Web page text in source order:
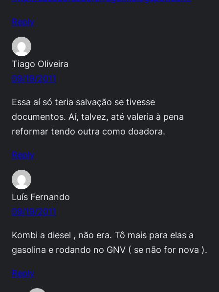
Reply
Tiago Oliveira
09/19/2011
Essa aí só teria salvação se tivesse
documentos. Aí, talvez, até valeria à pena
reformar tendo outra como doadora.
Reply
Luís Fernando
09/19/2011
Kombi a diesel , não era. Tô mais para elas a
gasolina e rodando no GNV ( se não for nova ).
Reply